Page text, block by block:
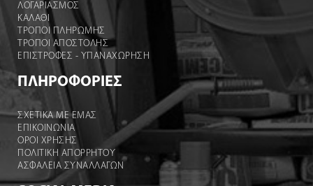
ΛΟΓΑΡΙΑΣΜΌΣ
ΚΑΛΆΘΙ
ΤΡΟΠΟΙ ΠΛΗΡΩΜΗΣ
ΤΡΟΠΟΙ ΑΠΟΣΤΟΛΉΣ
ΕΠΙΣΤΡΟΦΕΣ - ΥΠΑΝΑΧΩΡΗΣΗ
ΠΛΗΡΟΦΟΡΙΕΣ
ΣΧΕΤΙΚΑ ΜΕ ΕΜΑΣ
ΕΠΙΚΟΙΝΩΝΙΑ
ΟΡΟΙ ΧΡΉΣΗΣ
ΠΟΛΙΤΙΚΗ ΑΠΟΡΡΗΤΟΥ
ΑΣΦΑΛΕΙΑ ΣΥΝΑΛΛΑΓΩΝ